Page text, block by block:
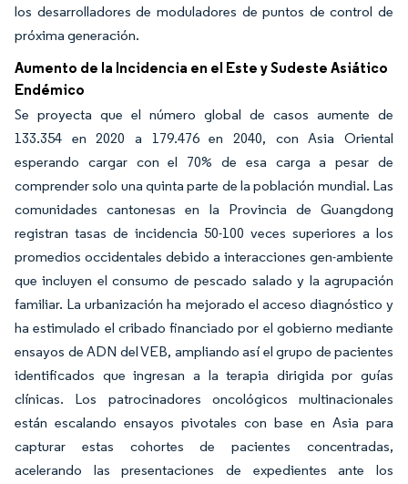
los desarrolladores de moduladores de puntos de control de
próxima generación.
Aumento de la Incidencia en el Este y Sudeste Asiático
Endémico
Se proyecta que el número global de casos aumente de
133.354 en 2020 a 179.476 en 2040, con Asia Oriental
esperando cargar con el 70% de esa carga a pesar de
comprender solo una quinta parte de la población mundial. Las
comunidades cantonesas en la Provincia de Guangdong
registran tasas de incidencia 50-100 veces superiores a los
promedios occidentales debido a interacciones gen-ambiente
que incluyen el consumo de pescado salado y la agrupación
familiar. La urbanización ha mejorado el acceso diagnóstico y
ha estimulado el cribado financiado por el gobierno mediante
ensayos de ADN del VEB, ampliando así el grupo de pacientes
identificados que ingresan a la terapia dirigida por guías
clínicas. Los patrocinadores oncológicos multinacionales
están escalando ensayos pivotales con base en Asia para
capturar estas cohortes de pacientes concentradas,
acelerando las presentaciones de expedientes ante los